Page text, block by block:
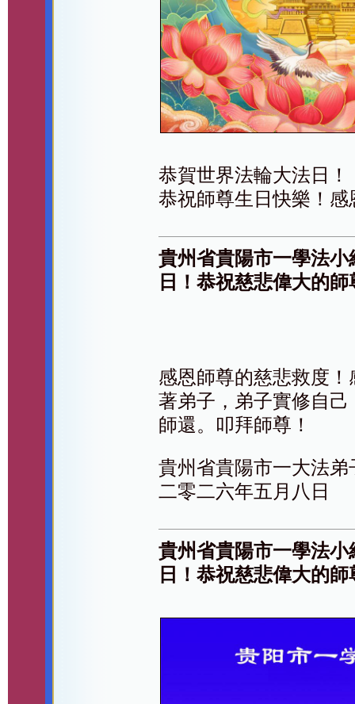
恭賀世界法輪大法日！
恭祝師尊生日快樂！
貴州省貴陽市一學法
日！恭祝慈悲偉大的
感恩師尊的慈悲救度
著弟子，弟子實修自
師還。叩拜師尊！
貴州省貴陽市一大法弟
二零二六年五月八日
貴州省貴陽市一學法
日！恭祝慈悲偉大的